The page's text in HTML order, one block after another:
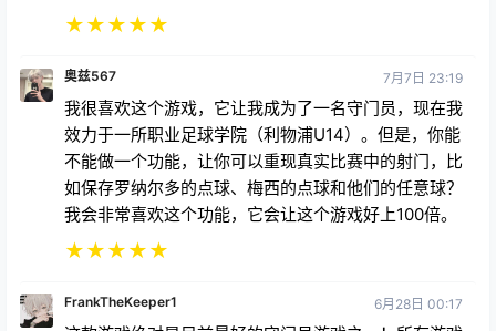
★★★★★
奥兹567 7月7日 23:19
我很喜欢这个游戏，它让我成为了一名守门员，现在我
效力于一所职业足球学院（利物浦U14）。但是，你能
不能做一个功能，让你可以重现真实比赛中的射门，比
如保存罗纳尔多的点球、梅西的点球和他们的任意球？
我会非常喜欢这个功能，它会让这个游戏好上100倍。
★★★★★
FrankTheKeeper1 6月28日 00:17